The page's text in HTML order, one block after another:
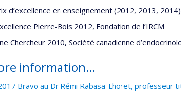
d’excellence en enseignement (2012, 2013,
Pierre-Bois 2012, Fondation de l’IRCM
Chercheur 2010, Société canadienne
information…
Bravo au Dr Rémi Rabasa-Lhoret, professeur